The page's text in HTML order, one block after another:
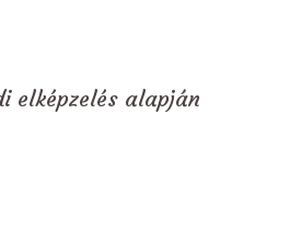
elképzelés alapján